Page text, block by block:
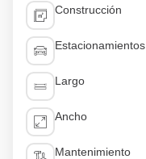
Construcción
Estacionamientos
Largo
Ancho
Mantenimiento